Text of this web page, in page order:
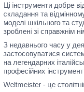
Ці інструменти добре
складання та
моделі шкільного та
зроблені зі справжнім
З недавнього часу у
застосовуватися
на легендарних
професійних
Weltmeister - це